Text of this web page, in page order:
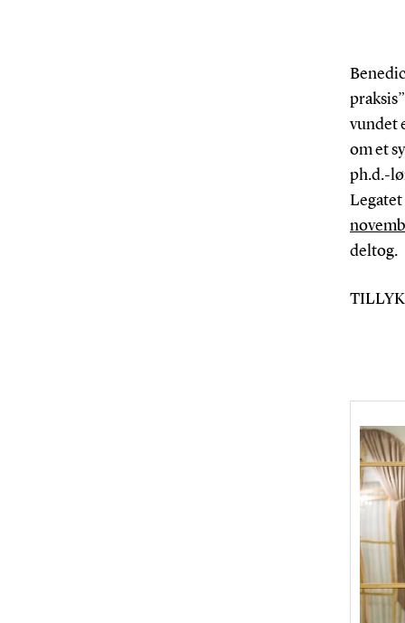
vundet
om et
ph.d.-
deltog.